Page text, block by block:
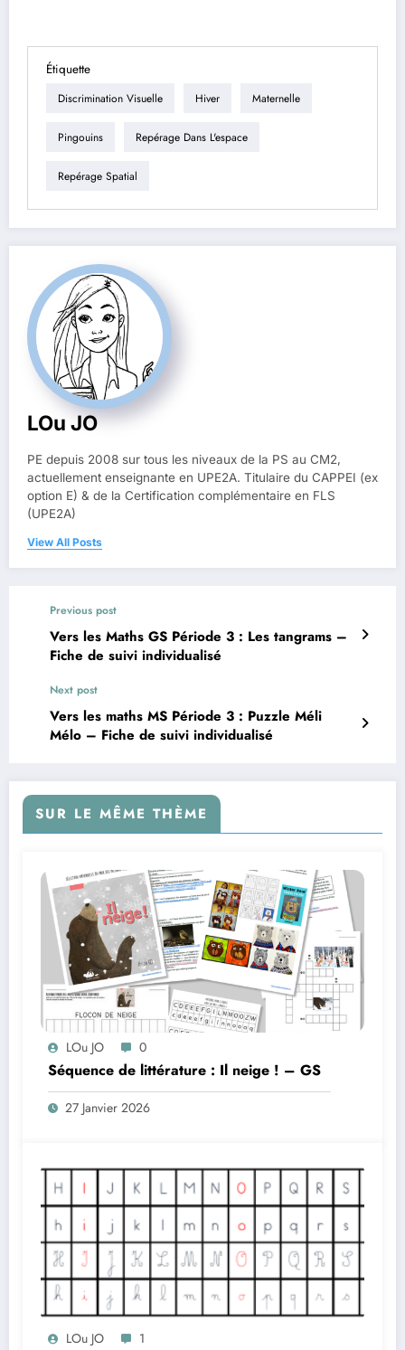
Étiquette
Discrimination Visuelle Hiver Maternelle
Pingouins Repérage Dans L'espace
Repérage Spatial
LOu JO
PE depuis 2008 sur tous les niveaux de la PS au CM2,
actuellement enseignante en UPE2A. Titulaire du CAPPEI (ex
option E) & de la Certification complémentaire en FLS
(UPE2A)
View All Posts
Previous post
Vers les Maths GS Période 3 : Les tangrams –
Fiche de suivi individualisé
Next post
Vers les maths MS Période 3 : Puzzle Méli
Mélo – Fiche de suivi individualisé
SUR LE MÊME THÈME
LOu JO 0
Séquence de littérature : Il neige ! – GS
27 Janvier 2026
LOu JO 1